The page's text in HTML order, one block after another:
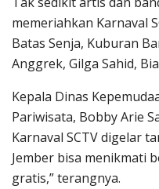
memeriahkan Karnaval
Batas Senja, Kuburan
Anggrek, Gilga Sahid,
Kepala Dinas
Pariwisata, Bobby Arie
Karnaval SCTV digelar
Jember bisa menikmati
gratis,” terangnya.